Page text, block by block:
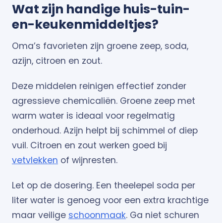
Wat zijn handige huis-tuin-
en-keukenmiddeltjes?
Oma’s favorieten zijn groene zeep, soda,
azijn, citroen en zout.
Deze middelen reinigen effectief zonder
agressieve chemicaliën. Groene zeep met
warm water is ideaal voor regelmatig
onderhoud. Azijn helpt bij schimmel of diep
vuil. Citroen en zout werken goed bij
vetvlekken of wijnresten.
Let op de dosering. Een theelepel soda per
liter water is genoeg voor een extra krachtige
maar veilige schoonmaak. Ga niet schuren